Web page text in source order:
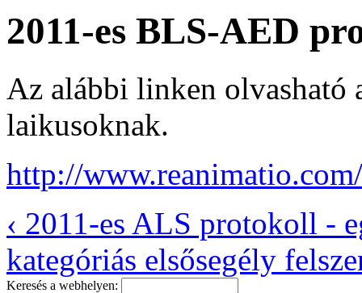
2011-es BLS-AED
Az alábbi linken olvasható
laikusoknak.
http://
‹ 2011-es ALS protokoll -
kategóriás elsősegély
Keresés a webhelyen: